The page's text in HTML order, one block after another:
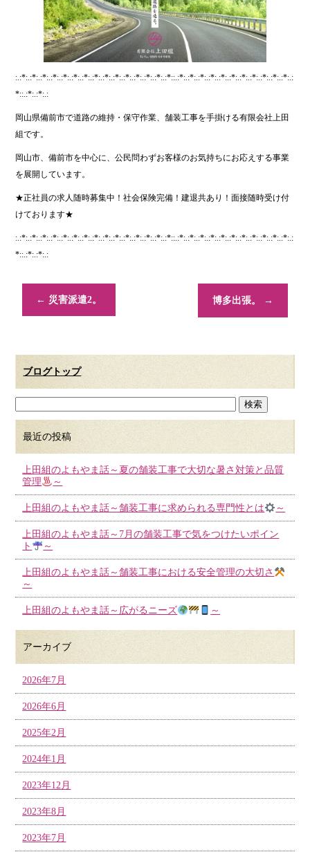
:.:*:.:*:.:*:.:*:.:*:.:*:.:*:.:*:.:*:.:*:.:*:.:*:.:*:.:*:.:*::.:*:.:*:.:*:.:*:.:*:.:*:.:*:.:*:.:*:.:*:.:*:.:
*::.:*:.:*:.:
岡山県備前市で道路の維持・保守作業、舗装工事を手掛ける有限会社上田
組です。
岡山市、備前市を中心に、公民問わずお客様のお気持ちにお応えする事業
を展開しています。
★正社員の求人随時募集中！社会保険完備！建退共あり！面接随時受け付
けております★
:.:*:.:*:.:*:.:*:.:*:.:*:.:*:.:*:.:*:.:*:.:*:.:*:.:*:.:*:.:*::.:*:.:*:.:*:.:*:.:*:.:*:.:*:.:*:.:*:.:*:.:*:.:
*::.:*:.:*:.:
← 災害派遣2。 博多出張。 →
ブログトップ
最近の投稿
上田組のよもやま話～夏の舗装工事で大切な暑さ対策と品質
管理
～
上田組のよもやま話～舗装工事に求められる専門性とは ～
上田組のよもやま話～7月の舗装工事で気をつけたいポイン
ト
～
上田組のよもやま話～舗装工事における安全管理の大切さ
～
上田組のよもやま話～広がるニーズ ～
アーカイブ
2026年7月
2026年6月
2025年2月
2024年1月
2023年12月
2023年8月
2023年7月